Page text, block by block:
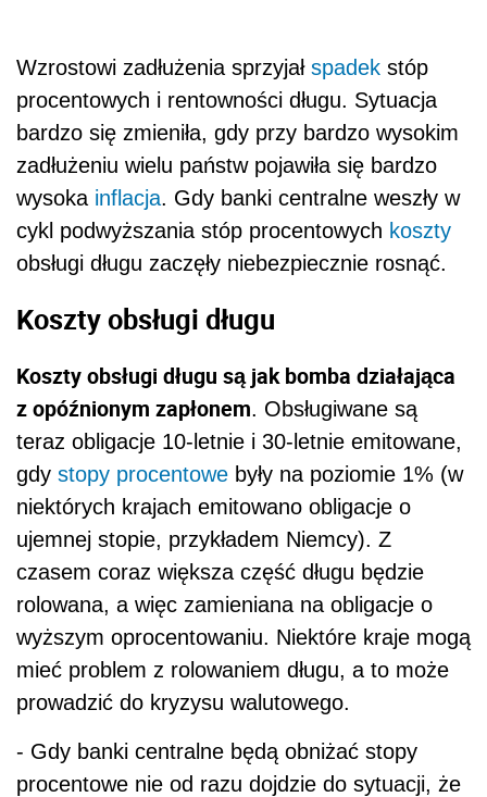
Wzrostowi zadłużenia sprzyjał spadek stóp
procentowych i rentowności długu. Sytuacja
bardzo się zmieniła, gdy przy bardzo wysokim
zadłużeniu wielu państw pojawiła się bardzo
wysoka inflacja. Gdy banki centralne weszły w
cykl podwyższania stóp procentowych koszty
obsługi długu zaczęły niebezpiecznie rosnąć.
Koszty obsługi długu
Koszty obsługi długu są jak bomba działająca
z opóźnionym zapłonem. Obsługiwane są
teraz obligacje 10-letnie i 30-letnie emitowane,
gdy stopy procentowe były na poziomie 1% (w
niektórych krajach emitowano obligacje o
ujemnej stopie, przykładem Niemcy). Z
czasem coraz większa część długu będzie
rolowana, a więc zamieniana na obligacje o
wyższym oprocentowaniu. Niektóre kraje mogą
mieć problem z rolowaniem długu, a to może
prowadzić do kryzysu walutowego.
- Gdy banki centralne będą obniżać stopy
procentowe nie od razu dojdzie do sytuacji, że